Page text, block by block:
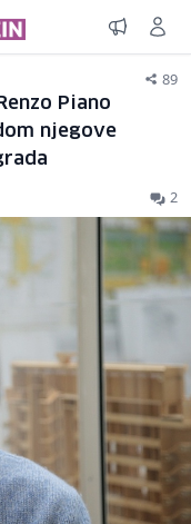
89
Piano
njegove
2